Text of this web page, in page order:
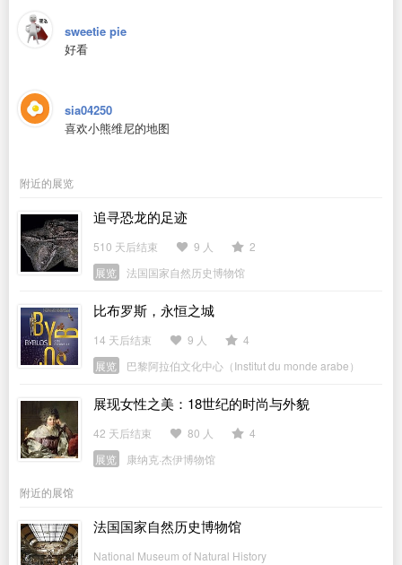
sweetie pie
好看
sia04250
喜欢小熊维尼的地图
附近的展览
追寻恐龙的足迹
510 天后结束 9 人
2
展览
法国国家自然历史博物馆
比布罗斯，永恒之城
14 天后结束 9 人
4
展览
巴黎阿拉伯文化中心（Institut du monde arabe）
展现女性之美：18世纪的时尚与外貌
42 天后结束 80 人
4
展览
康纳克·杰伊博物馆
附近的展馆
法国国家自然历史博物馆
National Museum of Natural History